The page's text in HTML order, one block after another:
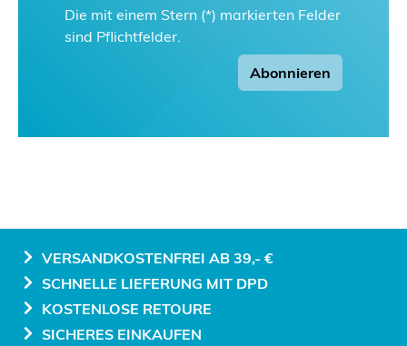
Die mit einem Stern (*) markierten Felder
sind Pflichtfelder.
Abonnieren
VERSANDKOSTENFREI AB 39,- €
SCHNELLE LIEFERUNG MIT DPD
KOSTENLOSE RETOURE
SICHERES EINKAUFEN